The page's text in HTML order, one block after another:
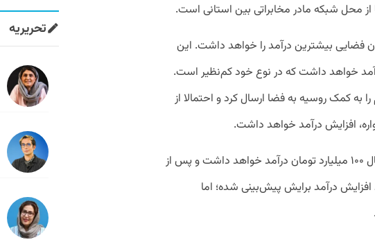
محل شبکه مادر مخابراتی بین استانی است.
فضایی بیشترین درآمد را خواهد داشت. این
جهش ۳۵۷ درصدی درآمد خواهد داشت که در نوع خود کم‌نظیر است.
به کمک روسیه به فضا ارسال کرد و احتمالا از
افزایش درآمد خواهد داشت.
پژوشگاه فضایی نیز سال آینده مانند امسال ۱۰۰ میلیارد تومان درآمد خواهد داشت و پس از
قرار دارد که گرچه ۱۱۹ درصد افزایش درآمد برایش پیش‌بینی شده؛ اما
تحریریه